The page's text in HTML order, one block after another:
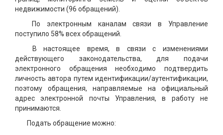
недвижимости (96 обращений).
По электронным каналам связи в Управление
поступило 58% всех обращений.
В настоящее время, в связи с изменениями
действующего законодательства, для подачи
электронного обращения необходимо подтвердить
личность автора путем идентификации/аутентификации,
поэтому обращения, направляемые на официальный
адрес электронной почты Управления, в работу не
принимаются.
Подать обращение можно: